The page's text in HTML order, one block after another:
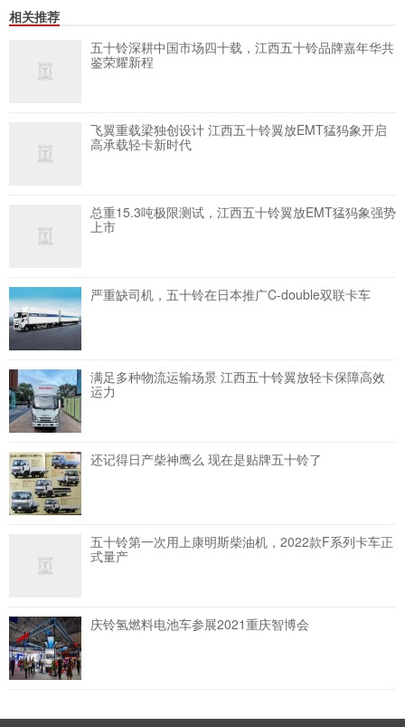
相关推荐
五十铃深耕中国市场四十载，江西五十铃品牌嘉年华共
鉴荣耀新程
飞翼重载梁独创设计 江西五十铃翼放EMT猛犸象开启
高承载轻卡新时代
总重15.3吨极限测试，江西五十铃翼放EMT猛犸象强势
上市
严重缺司机，五十铃在日本推广C-double双联卡车
满足多种物流运输场景 江西五十铃翼放轻卡保障高效
运力
还记得日产柴神鹰么 现在是贴牌五十铃了
五十铃第一次用上康明斯柴油机，2022款F系列卡车正
式量产
​庆铃氢燃料电池车参展2021重庆智博会